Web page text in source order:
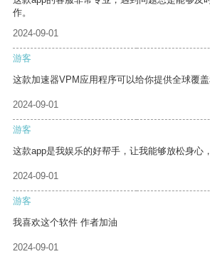
作。
2024-09-01
游客
这款加速器VPM应用程序可以给你提供全球覆盖
2024-09-01
游客
这款app是我娱乐的好帮手，让我能够放松身心
2024-09-01
游客
我喜欢这个软件 作者加油
2024-09-01